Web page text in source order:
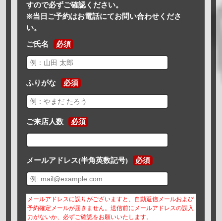
すので必ずご確認ください。
※当日ご予約はお電話にてお問い合わせくださ
い。
ご氏名 必須
ふりがな 必須
ご来店人数 必須
メールアドレス(半角英数記号) 必須
メールアドレスに誤りがございますと、自動返信メールおよび
予約確定メールが届きません。送信前にメールアドレスの誤入
力がないか、必ずご確認をお願いいたします。